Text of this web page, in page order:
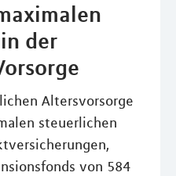
der
Altersvorsorge
steuerlichen
von 584